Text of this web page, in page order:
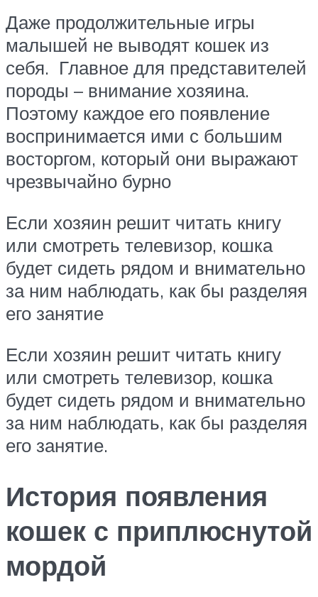
Даже продолжительные игры
малышей не выводят кошек из
себя. Главное для представителей
породы – внимание хозяина.
Поэтому каждое его появление
воспринимается ими с большим
восторгом, который они выражают
чрезвычайно бурно
Если хозяин решит читать книгу
или смотреть телевизор, кошка
будет сидеть рядом и внимательно
за ним наблюдать, как бы разделяя
его занятие
Если хозяин решит читать книгу
или смотреть телевизор, кошка
будет сидеть рядом и внимательно
за ним наблюдать, как бы разделяя
его занятие.
История появления
кошек с приплюснутой
мордой